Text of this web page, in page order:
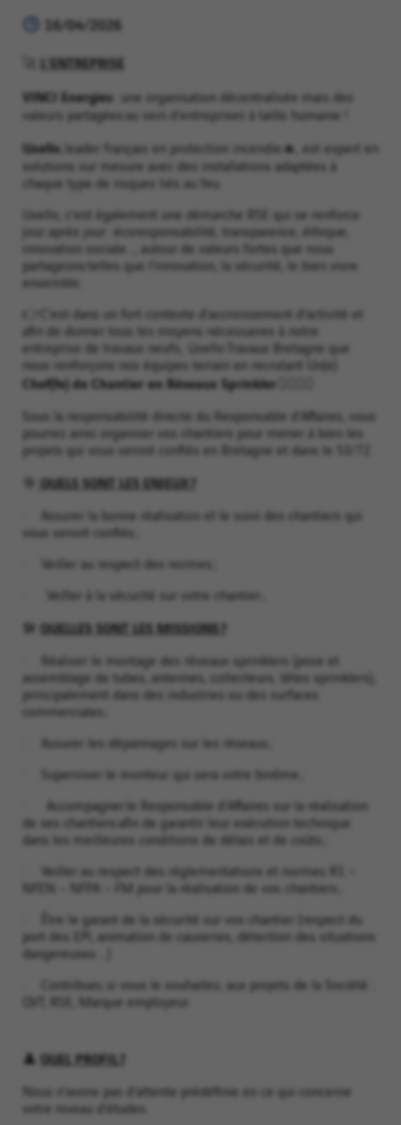
16/04/2026
L’ENTREPRISE
VINCI Energies : une organisation décentralisée mais des
valeurs partagées au sein d’entreprises à taille humaine !
Uxello , leader français en protection incendie🔥, est expert en
solutions sur mesure avec des installations adaptées à
chaque type de risques liés au feu.
Uxello, c’est également une démarche RSE qui se renforce
jour après jour : écoresponsabilité, transparence, éthique,
innovation sociale…, autour de valeurs fortes que nous
partageons telles que l’innovation, la sécurité, le bien vivre
ensemble.
👉C’est dans un fort contexte d’accroissement d’activité et
afin de donner tous les moyens nécessaires à notre
entreprise de travaux neufs, Uxello Travaux Bretagne que
nous renforçons nos équipes terrain en recrutant Un(e)
Chef(fe) de Chantier en Réseaux Sprinkler
Sous la responsabilité directe du Responsable d’Affaires, vous
pourrez ainsi organiser vos chantiers pour mener à bien les
projets qui vous seront confiés en Bretagne et dans le 53/72.
🎯 QUELS SONT LES ENJEUX ?
· Assurer la bonne réalisation et le suivi des chantiers qui
vous seront confiés ;
· Veiller au respect des normes ;
· Veiller à la sécurité sur votre chantier ;
🛠️ QUELLES SONT LES MISSIONS ?
· Réaliser le montage des réseaux sprinklers (pose et
assemblage de tubes, antennes, collecteurs, têtes sprinklers),
principalement dans des industries ou des surfaces
commerciales ;
· Assurer les dépannages sur les réseaux ;
· Superviser le monteur qui sera votre binôme ;
· Accompagner le Responsable d’Affaires sur la réalisation
de ses chantiers afin de garantir leur exécution technique
dans les meilleures conditions de délais et de coûts ;
· Veiller au respect des réglementations et normes R1 –
NFEN – NFPA – FM pour la réalisation de vos chantiers ;
· Être le garant de la sécurité sur vos chantier (respect du
port des EPI, animation de causeries, détection des situations
dangereuses …)
· Contribuer, si vous le souhaitez, aux projets de la Société :
QVT, RSE, Marque employeur.
👤 QUEL PROFIL ?
Nous n’avons pas d’attente prédéfinie en ce qui concerne
votre niveau d’études.